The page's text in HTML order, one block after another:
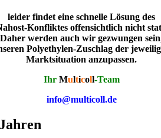
leider findet eine schnelle Lösung des
Konfliktes offensichtlich nicht
Daher werden auch wir gezwungen
Polyethylen-Zuschlag der
Marktsituation anzupassen.
IhrMulticoll-Team
info@multicoll.de